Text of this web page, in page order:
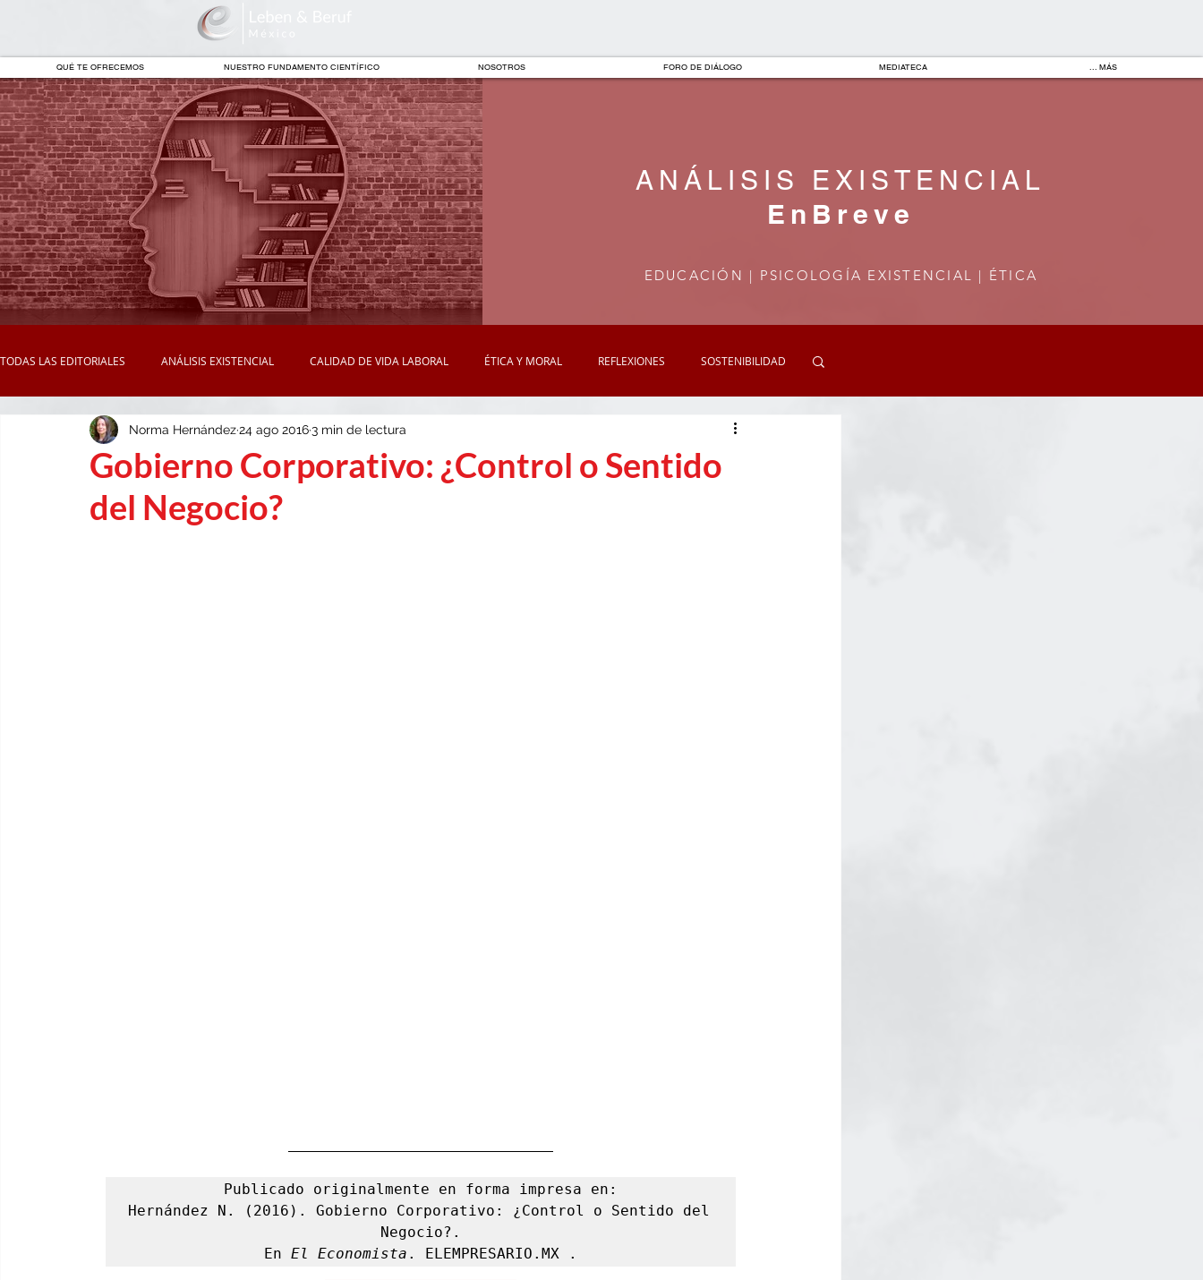
QUÉ TE OFRECEMOS NUESTRO FUNDAMENTO CIENTÍFICO NOSOTROS FORO DE DIÁLOGO MEDIATECA ... MÁS
ANÁLISIS EXISTENCIAL
EnBreve
EDUCACIÓN | PSICOLOGÍA EXISTENCIAL | ÉTICA
TODAS LAS EDITORIALES ANÁLISIS EXISTENCIAL CALIDAD DE VIDA LABORAL ÉTICA Y MORAL REFLEXIONES SOSTENIBILIDAD
EDUCACIÓN DIVERSIDAD
Gobierno Corporativo: ¿Control o Sentido
del Negocio?
Norma Hernández24 ago 20163 min de lectura
Publicado originalmente en forma impresa en:
Hernández N. (2016). Gobierno Corporativo: ¿Control o Sentido del
Negocio?.
En El Economista . ELEMPRESARIO.MX .